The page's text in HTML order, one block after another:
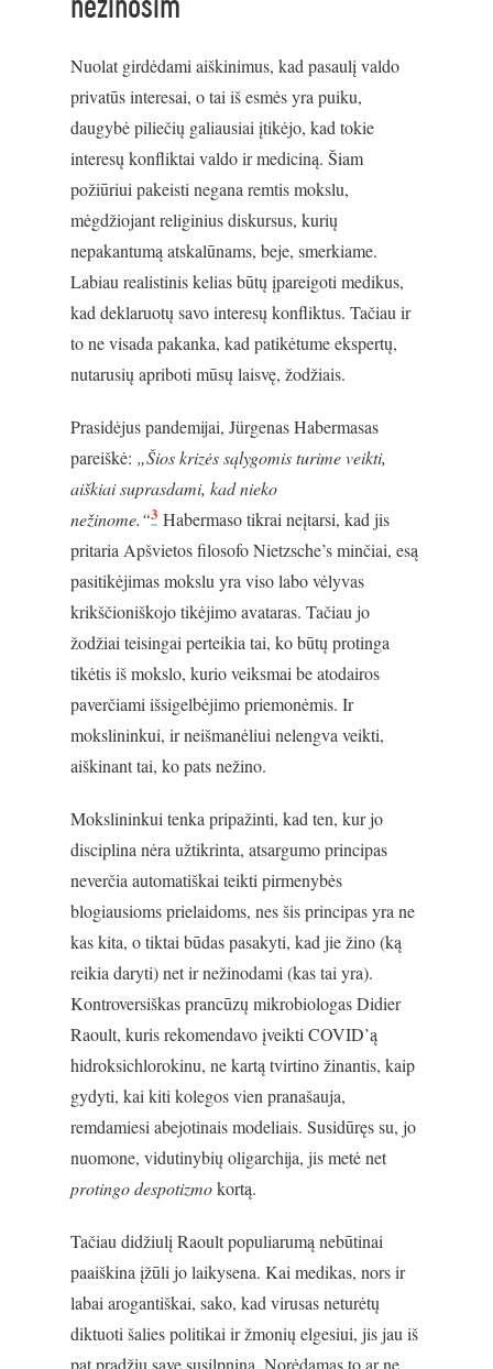
nežinosim
Nuolat girdėdami aiškinimus, kad pasaulį valdo
privatūs interesai, o tai iš esmės yra puiku,
daugybė piliečių galiausiai įtikėjo, kad tokie
interesų konfliktai valdo ir mediciną. Šiam
požiūriui pakeisti negana remtis mokslu,
mėgdžiojant religinius diskursus, kurių
nepakantumą atskalūnams, beje, smerkiame.
Labiau realistinis kelias būtų įpareigoti medikus,
kad deklaruotų savo interesų konfliktus. Tačiau ir
to ne visada pakanka, kad patikėtume ekspertų,
nutarusių apriboti mūsų laisvę, žodžiais.
Prasidėjus pandemijai, Jürgenas Habermasas
pareiškė: „Šios krizės sąlygomis turime veikti,
aiškiai suprasdami, kad nieko
nežinome.“3 Habermaso tikrai neįtarsi, kad jis
pritaria Apšvietos filosofo Nietzsche’s minčiai, esą
pasitikėjimas mokslu yra viso labo vėlyvas
krikščioniškojo tikėjimo avataras. Tačiau jo
žodžiai teisingai perteikia tai, ko būtų protinga
tikėtis iš mokslo, kurio veiksmai be atodairos
paverčiami išsigelbėjimo priemonėmis. Ir
mokslininkui, ir neišmanėliui nelengva veikti,
aiškinant tai, ko pats nežino.
Mokslininkui tenka pripažinti, kad ten, kur jo
disciplina nėra užtikrinta, atsargumo principas
neverčia automatiškai teikti pirmenybės
blogiausioms prielaidoms, nes šis principas yra ne
kas kita, o tiktai būdas pasakyti, kad jie žino (ką
reikia daryti) net ir nežinodami (kas tai yra).
Kontroversiškas prancūzų mikrobiologas Didier
Raoult, kuris rekomendavo įveikti COVID’ą
hidroksichlorokinu, ne kartą tvirtino žinantis, kaip
gydyti, kai kiti kolegos vien pranašauja,
remdamiesi abejotinais modeliais. Susidūręs su, jo
nuomone, vidutinybių oligarchija, jis metė net
protingo despotizmokortą.
Tačiau didžiulį Raoult populiarumą nebūtinai
paaiškina įžūli jo laikysena. Kai medikas, nors ir
labai arogantiškai, sako, kad virusas neturėtų
diktuoti šalies politikai ir žmonių elgesiui, jis jau iš
pat pradžių save susilpnina. Norėdamas to ar ne,